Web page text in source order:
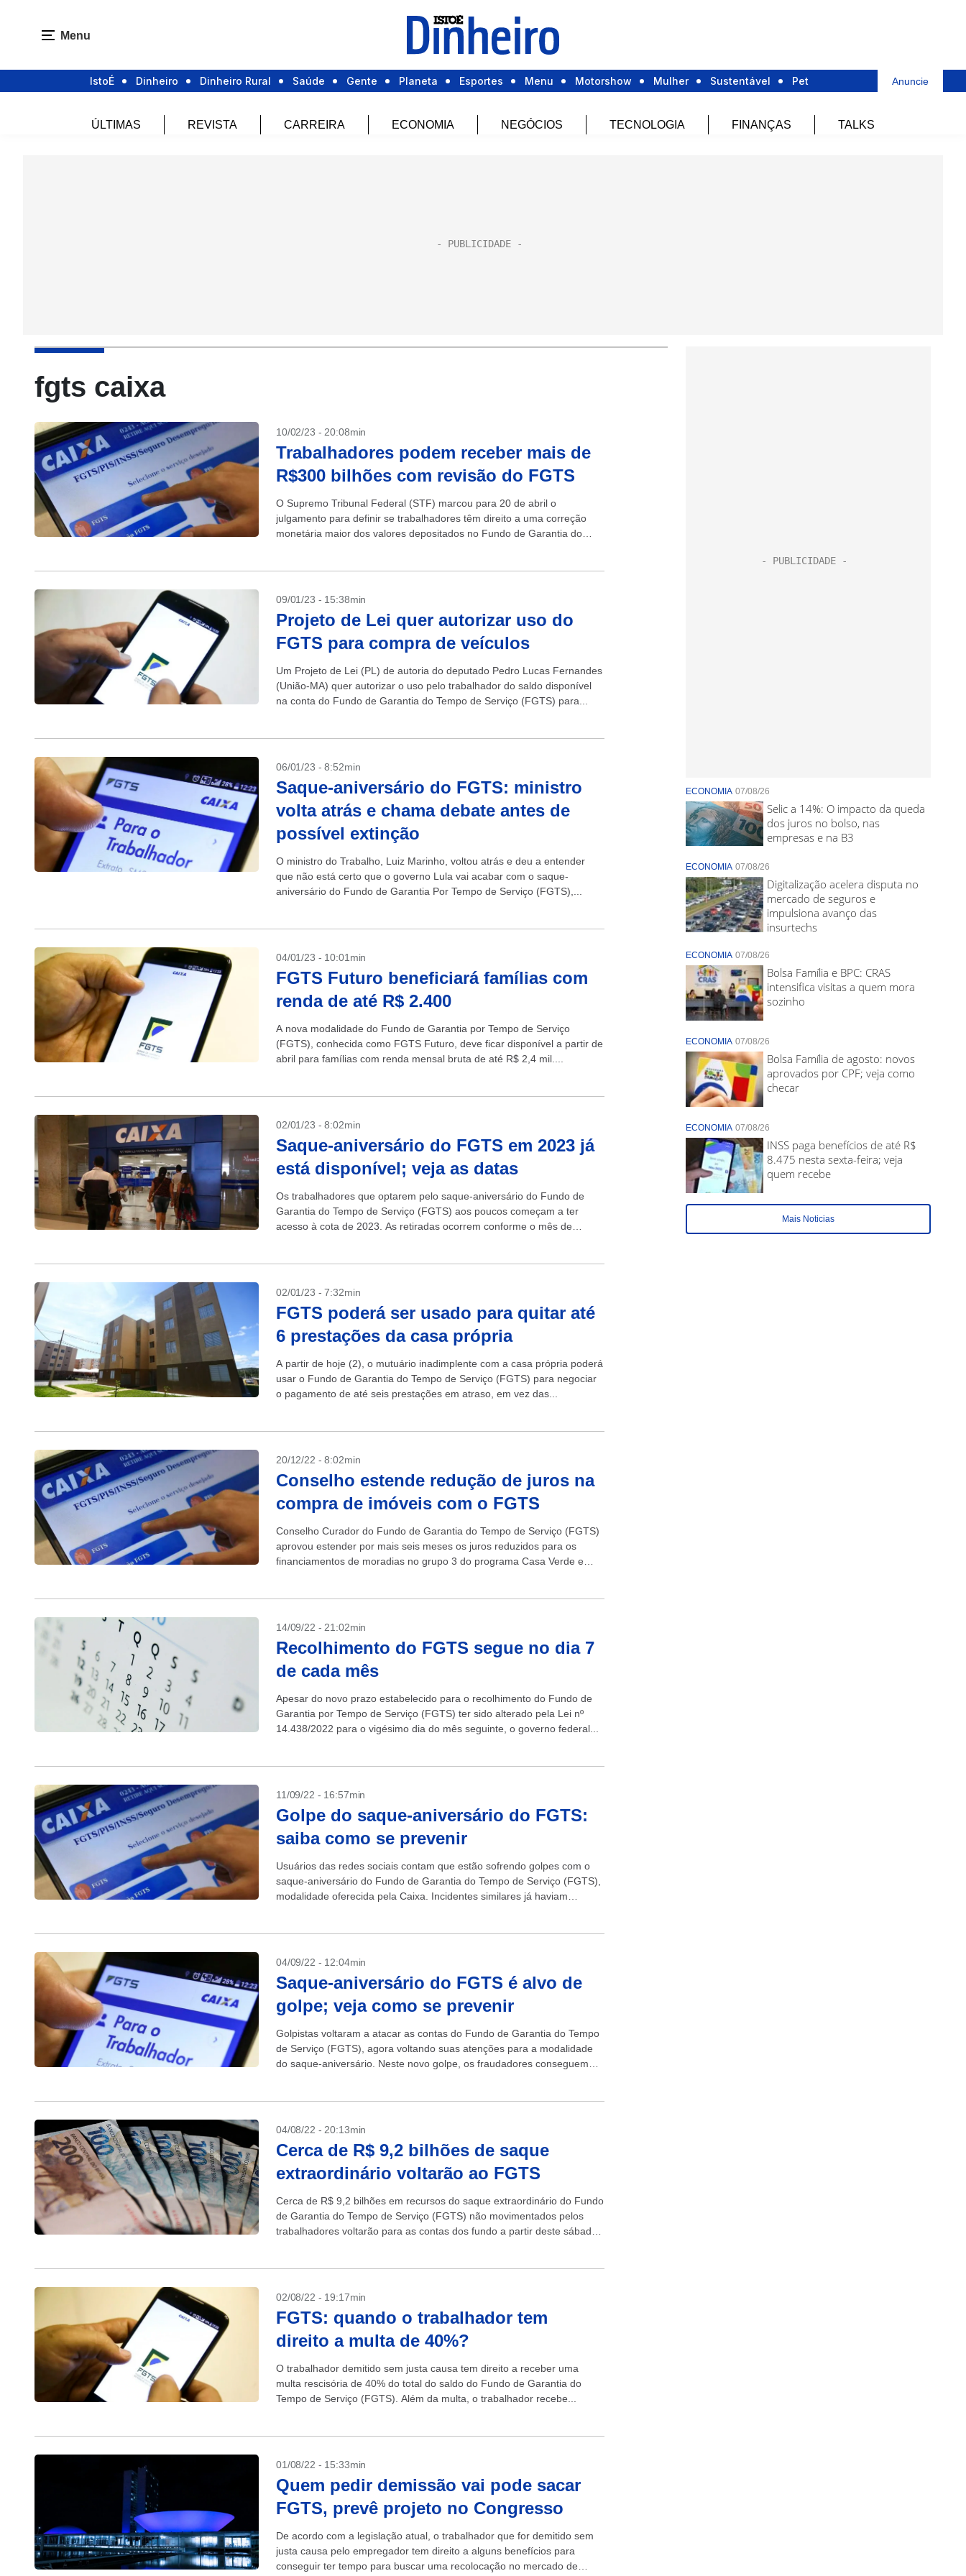
Menu
IstoÉ Dinheiro Dinheiro Rural Saúde Gente Planeta Esportes Menu Motorshow Mulher Sustentável Pet Anuncie
ÚLTIMAS REVISTA CARREIRA ECONOMIA NEGÓCIOS TECNOLOGIA FINANÇAS TALKS
fgts caixa
10/02/23 - 20:08min
Trabalhadores podem receber mais de
R$300 bilhões com revisão do FGTS
O Supremo Tribunal Federal (STF) marcou para 20 de abril o
julgamento para definir se trabalhadores têm direito a uma correção
monetária maior dos valores depositados no Fundo de Garantia do
09/01/23 - 15:38min
Projeto de Lei quer autorizar uso do
FGTS para compra de veículos
Um Projeto de Lei (PL) de autoria do deputado Pedro Lucas Fernandes
(União-MA) quer autorizar o uso pelo trabalhador do saldo disponível
na conta do Fundo de Garantia do Tempo de Serviço (FGTS) para...
06/01/23 - 8:52min
Saque-aniversário do FGTS: ministro
volta atrás e chama debate antes de
possível extinção
O ministro do Trabalho, Luiz Marinho, voltou atrás e deu a entender
que não está certo que o governo Lula vai acabar com o saque-
aniversário do Fundo de Garantia Por Tempo de Serviço (FGTS),...
04/01/23 - 10:01min
FGTS Futuro beneficiará famílias com
renda de até R$ 2.400
A nova modalidade do Fundo de Garantia por Tempo de Serviço
(FGTS), conhecida como FGTS Futuro, deve ficar disponível a partir de
abril para famílias com renda mensal bruta de até R$ 2,4 mil....
02/01/23 - 8:02min
Saque-aniversário do FGTS em 2023 já
está disponível; veja as datas
Os trabalhadores que optarem pelo saque-aniversário do Fundo de
Garantia do Tempo de Serviço (FGTS) aos poucos começam a ter
acesso à cota de 2023. As retiradas ocorrem conforme o mês de
02/01/23 - 7:32min
FGTS poderá ser usado para quitar até
6 prestações da casa própria
A partir de hoje (2), o mutuário inadimplente com a casa própria poderá
usar o Fundo de Garantia do Tempo de Serviço (FGTS) para negociar
o pagamento de até seis prestações em atraso, em vez das...
20/12/22 - 8:02min
Conselho estende redução de juros na
compra de imóveis com o FGTS
Conselho Curador do Fundo de Garantia do Tempo de Serviço (FGTS)
aprovou estender por mais seis meses os juros reduzidos para os
financiamentos de moradias no grupo 3 do programa Casa Verde e
14/09/22 - 21:02min
Recolhimento do FGTS segue no dia 7
de cada mês
Apesar do novo prazo estabelecido para o recolhimento do Fundo de
Garantia por Tempo de Serviço (FGTS) ter sido alterado pela Lei nº
14.438/2022 para o vigésimo dia do mês seguinte, o governo federal...
11/09/22 - 16:57min
Golpe do saque-aniversário do FGTS:
saiba como se prevenir
Usuários das redes sociais contam que estão sofrendo golpes com o
saque-aniversário do Fundo de Garantia do Tempo de Serviço (FGTS),
modalidade oferecida pela Caixa. Incidentes similares já haviam
04/09/22 - 12:04min
Saque-aniversário do FGTS é alvo de
golpe; veja como se prevenir
Golpistas voltaram a atacar as contas do Fundo de Garantia do Tempo
de Serviço (FGTS), agora voltando suas atenções para a modalidade
do saque-aniversário. Neste novo golpe, os fraudadores conseguem
04/08/22 - 20:13min
Cerca de R$ 9,2 bilhões de saque
extraordinário voltarão ao FGTS
Cerca de R$ 9,2 bilhões em recursos do saque extraordinário do Fundo
de Garantia do Tempo de Serviço (FGTS) não movimentados pelos
trabalhadores voltarão para as contas dos fundo a partir deste sábado
02/08/22 - 19:17min
FGTS: quando o trabalhador tem
direito a multa de 40%?
O trabalhador demitido sem justa causa tem direito a receber uma
multa rescisória de 40% do total do saldo do Fundo de Garantia do
Tempo de Serviço (FGTS). Além da multa, o trabalhador recebe...
01/08/22 - 15:33min
Quem pedir demissão vai pode sacar
FGTS, prevê projeto no Congresso
De acordo com a legislação atual, o trabalhador que for demitido sem
justa causa pelo empregador tem direito a alguns benefícios para
conseguir ter tempo para buscar uma recolocação no mercado de
ECONOMIA 07/08/26
Selic a 14%: O impacto da queda
dos juros no bolso, nas
empresas e na B3
ECONOMIA 07/08/26
Digitalização acelera disputa no
mercado de seguros e
impulsiona avanço das
insurtechs
ECONOMIA 07/08/26
Bolsa Família e BPC: CRAS
intensifica visitas a quem mora
sozinho
ECONOMIA 07/08/26
Bolsa Família de agosto: novos
aprovados por CPF; veja como
checar
ECONOMIA 07/08/26
INSS paga benefícios de até R$
8.475 nesta sexta-feira; veja
quem recebe
Mais Noticias